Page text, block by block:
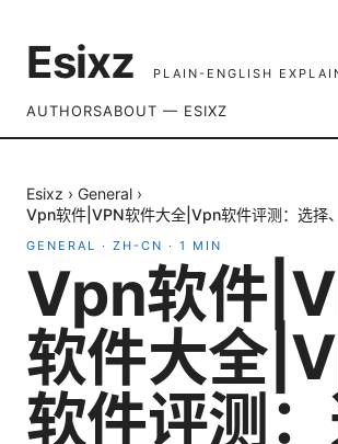
Esixz PLAIN-ENGLISH
AUTHORSABOUT — ESIXZ
Esixz › General ›
Vpn软件|VPN软件大全|Vpn软件评测：选择
GENERAL · ZH-CN · 1 MIN
Vpn软件
软件大全
软件评测